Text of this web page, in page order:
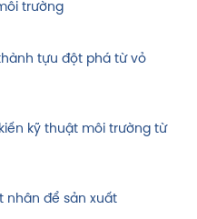
trường
tựu đột phá từ vỏ
kỹ thuật môi trường từ
nhân để sản xuất